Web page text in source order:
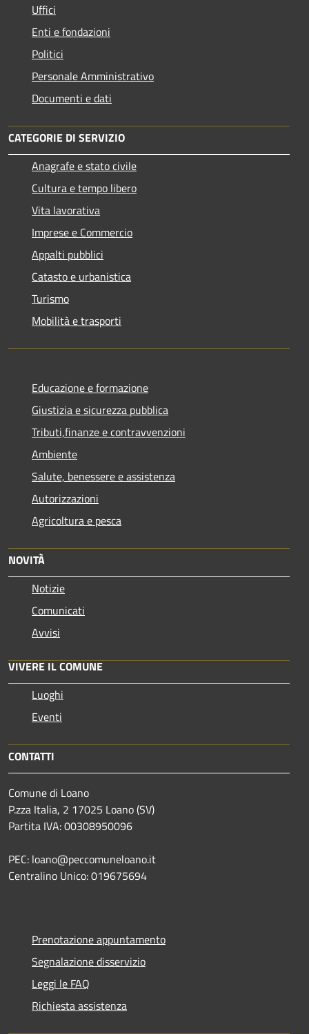
Uffici
Enti e fondazioni
Politici
Personale Amministrativo
Documenti e dati
CATEGORIE DI SERVIZIO
Anagrafe e stato civile
Cultura e tempo libero
Vita lavorativa
Imprese e Commercio
Appalti pubblici
Catasto e urbanistica
Turismo
Mobilità e trasporti
Educazione e formazione
Giustizia e sicurezza pubblica
Tributi,finanze e contravvenzioni
Ambiente
Salute, benessere e assistenza
Autorizzazioni
Agricoltura e pesca
NOVITÀ
Notizie
Comunicati
Avvisi
VIVERE IL COMUNE
Luoghi
Eventi
CONTATTI
Comune di Loano
P.zza Italia, 2 17025 Loano (SV)
Partita IVA: 00308950096
PEC: loano@peccomuneloano.it
Centralino Unico: 019675694
Prenotazione appuntamento
Segnalazione disservizio
Leggi le FAQ
Richiesta assistenza